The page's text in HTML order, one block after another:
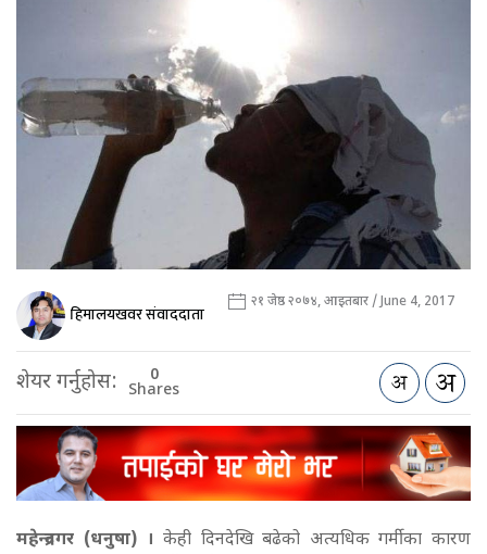
हिमालयखवर संवाददाता २१ जेष्ठ २०७४, आइतबार / June 4, 2017
शेयर गर्नुहोस: 0
Shares
महेन्द्रनगर (धनुषा) । केही दिनदेखि बढेको अत्यधिक गर्मीका कारण